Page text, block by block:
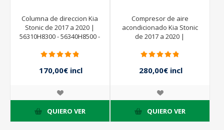
Columna de direccion Kia
Stonic de 2017 a 2020 |
56310H8300 - 56340H8500 -
170,00€ incl
QUIERO VER
Compresor de aire
acondicionado Kia Stonic
de 2017 a 2020 |
280,00€ incl
QUIERO VER